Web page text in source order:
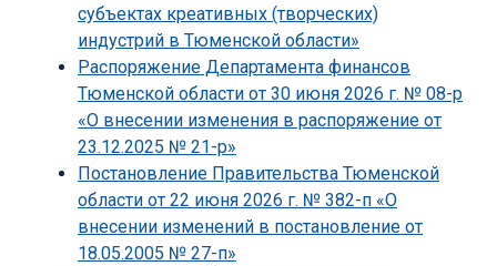
субъектах креативных (творческих)
индустрий в Тюменской области»
Распоряжение Департамента финансов
Тюменской области от 30 июня 2026 г. № 08-р
«О внесении изменения в распоряжение от
23.12.2025 № 21-р»
Постановление Правительства Тюменской
области от 22 июня 2026 г. № 382-п «О
внесении изменений в постановление от
18.05.2005 № 27-п»